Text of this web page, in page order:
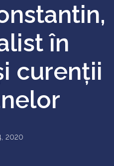
în
curenţii
2020